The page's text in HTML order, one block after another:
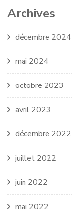
Archives
décembre 2024
mai 2024
octobre 2023
avril 2023
décembre 2022
juillet 2022
juin 2022
mai 2022